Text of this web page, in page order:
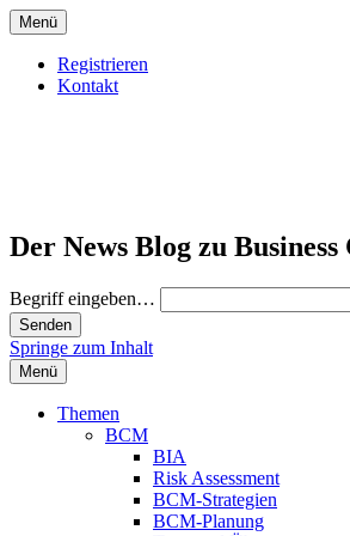
Menü
Registrieren
Kontakt
Der News Blog zu
Begriff eingeben…
Springe zum Inhalt
Menü
Themen
BCM
BIA
Risk Assessment
BCM-Strategien
BCM-Planung